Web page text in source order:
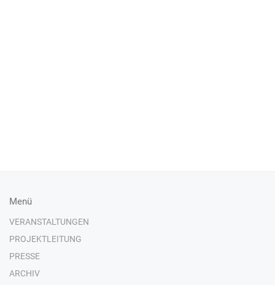
Menü
VERANSTALTUNGEN
PROJEKTLEITUNG
PRESSE
ARCHIV